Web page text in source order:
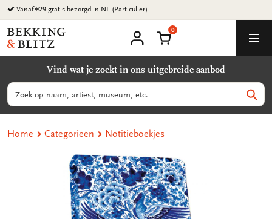
Ga
naar
content
Vanaf €29 gratis bezorgd in NL (Particulier)
Bekking
&
B.V.
account
Winkelmand
0
Vind wat je zoekt in ons uitgebreide aanbod
Zoeken
Home Categorieën Notitieboekjes